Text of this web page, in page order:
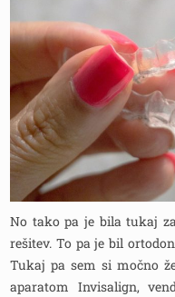
No tako pa je bila tukaj
rešitev. To pa je bil
Tukaj pa sem si močno
aparatom Invisalign,